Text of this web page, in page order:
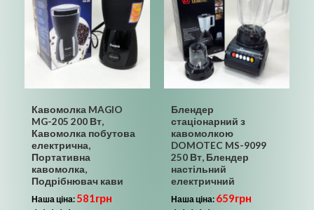
Кавомолка MAGIO
MG-205 200 Вт,
Кавомолка побутова
електрична,
Портативна
кавомолка,
Подрібнювач кави
Наша ціна: 581грн
Блендер
стаціонарний з
кавомолкою
DOMOTEC MS-9099
250 Вт, Блендер
настільний
електричний
Наша ціна: 659грн